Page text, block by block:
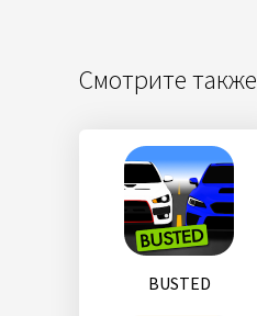
Смотрите также
BUSTED